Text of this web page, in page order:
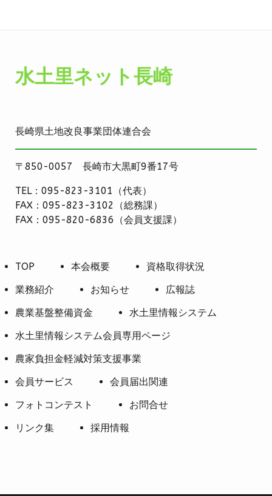
水土里ネット長崎
長崎県土地改良事業団体連合会
〒850-0057 長崎市大黒町9番17号
TEL：095-823-3101（代表）
FAX：095-823-3102（総務課）
FAX：095-820-6836（会員支援課）
TOP 本会概要
資格取得状況
業務紹介
お知らせ
広報誌
農業基盤整備資金
水土里情報システム
水土里情報システム会員専用ページ
農家負担金軽減対策支援事業
会員サービス
会員届出関連
フォトコンテスト
お問合せ
リンク集
採用情報